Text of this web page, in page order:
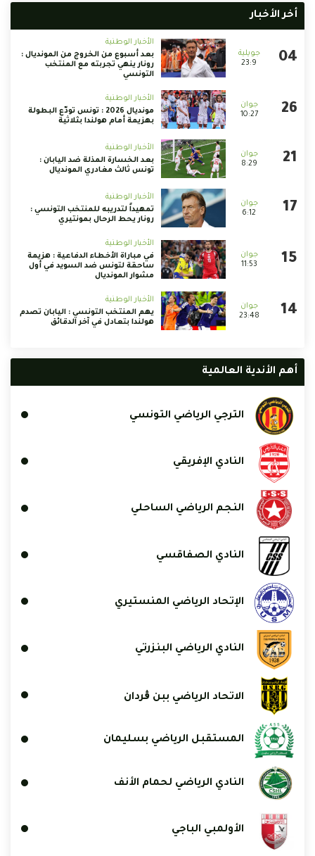
أخر الأخبار
23:9
الأخبار الوطنية
بعد أسبوع من الخروج من المونديال :
رونار ينهي تجربته مع المنتخب
التونسي
10:27
الأخبار الوطنية
مونديال 2026 : تونس تودّع البطولة
بهزيمة أمام هولندا بثلاثية
8:29
الأخبار الوطنية
بعد الخسارة المذلة ضد اليابان :
تونس ثالث مغادري المونديال
6:12
الأخبار الوطنية
تمهيداً لتدريبه للمنتخب التونسي :
رونار يحط الرحال بمونتيري
11:53
الأخبار الوطنية
في مباراة الأخطاء الدفاعية : هزيمة
ساحقة لتونس ضد السويد في أول
مشوار المونديال
23:48
الأخبار الوطنية
يهم المنتخب التونسي : اليابان تصدم
هولندا بتعادل في آخر الدقائق
أهم الأندية العالمية
الترجي الرياضي التونسي
النادي الإفريقي
النجم الرياضي الساحلي
النادي الصفاقسي
الإتحاد الرياضي المنستيري
النادي الرياضي البنزرتي
الاتحاد الرياضي ببن ڨردان
المستقبل الرياضي بسليمان
النادي الرياضي لحمام الأنف
الأولمبي الباجي